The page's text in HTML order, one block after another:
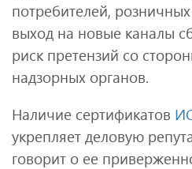
потребителей,
выход на новые каналы
риск претензий со
надзорных органов.
Наличие сертификатов
укрепляет деловую
говорит о ее